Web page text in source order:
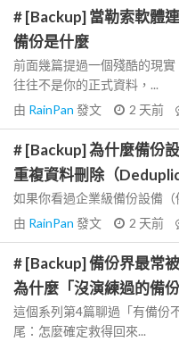
# [Backup] 當勒索軟體
備份是什麼
前面幾篇提過一個殘酷的現
往往不是你的正式資料，...
由 RainPan 發文 2 天前
# [Backup] 為什麼備份
重複資料刪除（
如果你看過企業級備份設備
由 RainPan 發文 2 天前
# [Backup] 備份界最常
為什麼「沒演練過的備
這個系列第4篇聊過「有備份
尾：怎麼確定救得回來...